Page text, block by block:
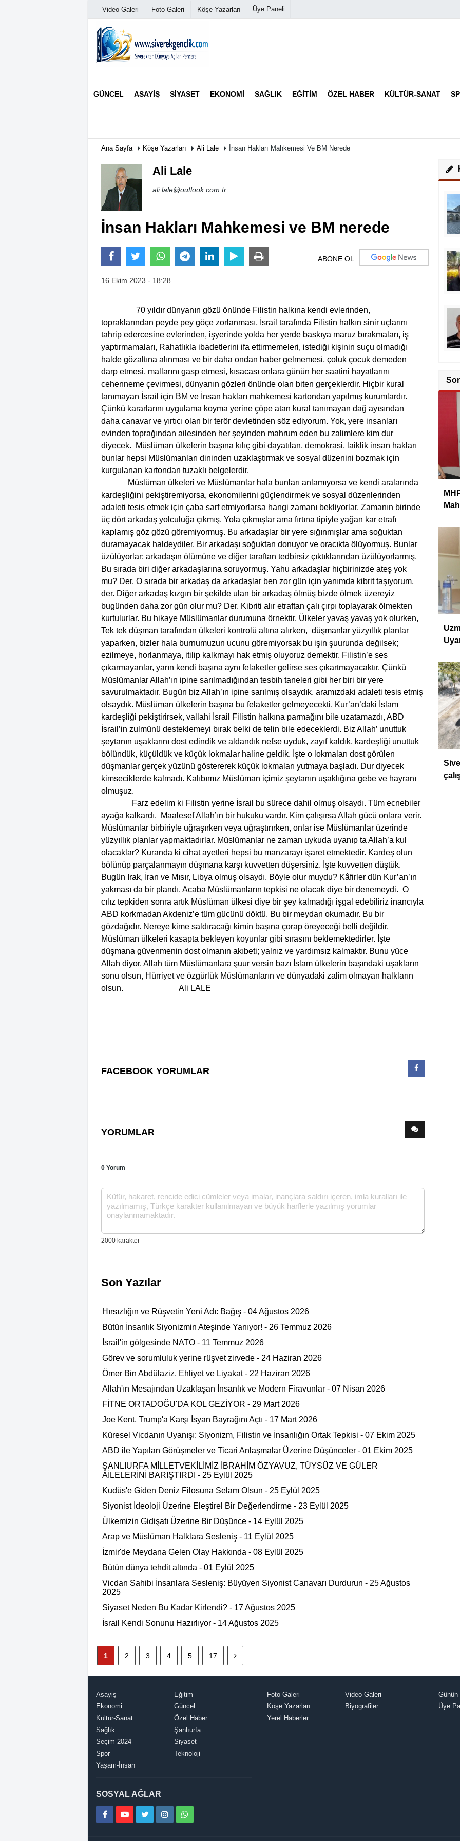
Video Galeri Foto Galeri Köşe Yazarları Üye Paneli
GÜNCEL ASAYIŞ SIYASET EKONOMI SAĞLIK EĞITIM ÖZEL HABER KÜLTÜR-SANAT
Haber Arşivi
Video Galeri
Ana Sayfa Köşe Yazarları Ali Lale İnsan Hakları Mahkemesi Ve BM Nerede
Ali Lale
ali.lale@outlook.com.tr
İnsan Hakları Mahkemesi ve BM nerede
ABONE OL
16 Ekim 2023 - 18:28
70 yıldır dünyanın gözü önünde Filistin halkına kendi evlerinden,
topraklarından peyde pey göçe zorlanması, İsrail tarafında Filistin halkın sinir uçlarını
tahrip edercesine evlerinden, işyerinde yolda her yerde baskıya maruz bırakmaları, iş
yaptırmamaları, Rahatlıkla ibadetlerini ifa ettirmemeleri, istediği kişinin suçu olmadığı
halde gözaltına alınması ve bir daha ondan haber gelmemesi, çoluk çocuk demeden
darp etmesi, mallarını gasp etmesi, kısacası onlara günün her saatini hayatlarını
cehenneme çevirmesi, dünyanın gözleri önünde olan biten gerçeklerdir. Hiçbir kural
tanımayan İsrail için BM ve İnsan hakları mahkemesi kartondan yapılmış kurumlardır.
Çünkü kararlarını uygulama koyma yerine çöpe atan kural tanımayan dağ ayısından
daha canavar ve yırtıcı olan bir terör devletinden söz ediyorum. Yok, yere insanları
evinden toprağından ailesinden her şeyinden mahrum eden bu zalimlere kim dur
diyecek. Müslüman ülkelerin başına kılıç gibi dayatılan, demokrasi, laiklik insan hakları
bunlar hepsi Müslümanları dininden uzaklaştırmak ve sosyal düzenini bozmak için
kurgulanan kartondan tuzaklı belgelerdir.
Müslüman ülkeleri ve Müslümanlar hala bunları anlamıyorsa ve kendi aralarında
kardeşliğini pekiştiremiyorsa, ekonomilerini güçlendirmek ve sosyal düzenlerinden
adaleti tesis etmek için çaba sarf etmiyorlarsa hangi zamanı bekliyorlar. Zamanın birinde
üç dört arkadaş yolculuğa çıkmış. Yola çıkmışlar ama fırtına tipiyle yağan kar etrafı
kaplamış göz gözü göremiyormuş. Bu arkadaşlar bir yere sığınmışlar ama soğuktan
duramayacak haldeydiler. Bir arkadaşı soğuktan donuyor ve oracıkta ölüyormuş. Bunlar
üzülüyorlar; arkadaşın ölümüne ve diğer taraftan tedbirsiz çıktıklarından üzülüyorlarmış.
Bu sırada biri diğer arkadaşlarına soruyormuş. Yahu arkadaşlar hiçbirinizde ateş yok
mu? Der. O sırada bir arkadaş da arkadaşlar ben zor gün için yanımda kibrit taşıyorum,
der. Diğer arkadaş kızgın bir şekilde ulan bir arkadaş ölmüş bizde ölmek üzereyiz
bugünden daha zor gün olur mu? Der. Kibriti alır etraftan çalı çırpı toplayarak ölmekten
kurtulurlar. Bu hikaye Müslümanlar durumuna örnektir. Ülkeler yavaş yavaş yok olurken,
Tek tek düşman tarafından ülkeleri kontrolü altına alırken, düşmanlar yüzyıllık planlar
yaparken, bizler hala burnumuzun ucunu göremiyorsak bu işin şuurunda değilsek;
ezilmeye, horlanmaya, itilip kalkmayı hak etmiş oluyoruz demektir. Filistin’e ses
çıkarmayanlar, yarın kendi başına aynı felaketler gelirse ses çıkartmayacaktır. Çünkü
Müslümanlar Allah’ın ipine sarılmadığından tesbih taneleri gibi her biri bir yere
savurulmaktadır. Bugün biz Allah’ın ipine sarılmış olsaydık, aramızdaki adaleti tesis etmiş
olsaydık. Müslüman ülkelerin başına bu felaketler gelmeyecekti. Kur’an’daki İslam
kardeşliği pekiştirirsek, vallahi İsrail Filistin halkına parmağını bile uzatamazdı, ABD
İsrail’in zulmünü desteklemeyi bırak belki de telin bile edeceklerdi. Biz Allah’ unuttuk
şeytanın uşaklarını dost edindik ve aldandık nefse uyduk, zayıf kaldık, kardeşliği unuttuk
bölündük, küçüldük ve küçük lokmalar haline geldik. İşte o lokmaları dost görülen
düşmanlar gerçek yüzünü göstererek küçük lokmaları yutmaya başladı. Dur diyecek
kimseciklerde kalmadı. Kalıbımız Müslüman içimiz şeytanın uşaklığına gebe ve hayranı
olmuşuz.
Farz edelim ki Filistin yerine İsrail bu sürece dahil olmuş olsaydı. Tüm ecnebiler
ayağa kalkardı. Maalesef Allah’ın bir hukuku vardır. Kim çalışırsa Allah gücü onlara verir.
Müslümanlar birbiriyle uğraşırken veya uğraştırırken, onlar ise Müslümanlar üzerinde
yüzyıllık planlar yapmaktadırlar. Müslümanlar ne zaman uykuda uyanıp ta Allah’a kul
olacaklar? Kuranda ki cihat ayetleri hepsi bu manzarayı işaret etmektedir. Kardeş olun
bölünüp parçalanmayın düşmana karşı kuvvetten düşersiniz. İşte kuvvetten düştük.
Bugün Irak, İran ve Mısır, Libya olmuş olsaydı. Böyle olur muydu? Kâfirler dün Kur’an’ın
yakması da bir plandı. Acaba Müslümanların tepkisi ne olacak diye bir denemeydi. O
cılız tepkiden sonra artık Müslüman ülkesi diye bir şey kalmadığı işgal edebiliriz inancıyla
ABD korkmadan Akdeniz’e tüm gücünü döktü. Bu bir meydan okumadır. Bu bir
gözdağıdır. Nereye kime saldıracağı kimin başına çorap öreyeceği belli değildir.
Müslüman ülkeleri kasapta bekleyen koyunlar gibi sırasını beklemektedirler. İşte
düşmana güvenmenin dost olmanın akıbeti; yalnız ve yardımsız kalmaktır. Bunu yüce
Allah diyor. Allah tüm Müslümanlara şuur versin bazı İslam ülkelerin başındaki uşakların
sonu olsun, Hürriyet ve özgürlük Müslümanların ve dünyadaki zalim olmayan halkların
olsun. Ali LALE
FACEBOOK YORUMLAR
YORUMLAR
0 Yorum
Son Yazılar
Hırsızlığın ve Rüşvetin Yeni Adı: Bağış - 04 Ağustos 2026
Bütün İnsanlık Siyonizmin Ateşinde Yanıyor! - 26 Temmuz 2026
İsrail'in gölgesinde NATO - 11 Temmuz 2026
Görev ve sorumluluk yerine rüşvet zirvede - 24 Haziran 2026
​Ömer Bin Abdülaziz, Ehliyet ve Liyakat - 22 Haziran 2026
​Allah'ın Mesajından Uzaklaşan İnsanlık ve Modern Firavunlar - 07 Nisan 2026
FİTNE ORTADOĞU'DA KOL GEZİYOR - 29 Mart 2026
​Joe Kent, Trump'a Karşı İsyan Bayrağını Açtı - 17 Mart 2026
Küresel Vicdanın Uyanışı: Siyonizm, Filistin ve İnsanlığın Ortak Tepkisi - 07 Ekim 2025
ABD ile Yapılan Görüşmeler ve Ticari Anlaşmalar Üzerine Düşünceler - 01 Ekim 2025
ŞANLIURFA MİLLETVEKİLİMİZ İBRAHİM ÖZYAVUZ, TÜYSÜZ VE GÜLER
AİLELERİNİ BARIŞTIRDI - 25 Eylül 2025
Kudüs'e Giden Deniz Filosuna Selam Olsun - 25 Eylül 2025
Siyonist İdeoloji Üzerine Eleştirel Bir Değerlendirme - 23 Eylül 2025
Ülkemizin Gidişatı Üzerine Bir Düşünce - 14 Eylül 2025
Arap ve Müslüman Halklara Sesleniş - 11 Eylül 2025
İzmir'de Meydana Gelen Olay Hakkında - 08 Eylül 2025
Bütün dünya tehdit altında - 01 Eylül 2025
Vicdan Sahibi İnsanlara Sesleniş: Büyüyen Siyonist Canavarı Durdurun - 25 Ağustos
2025
Siyaset Neden Bu Kadar Kirlendi? - 17 Ağustos 2025
İsrail Kendi Sonunu Hazırlıyor - 14 Ağustos 2025
1 2 3 4 5 17
Asayiş
Eğitim
Ekonomi
Güncel
Kültür-Sanat
Özel Haber
Sağlık
Şanlıurfa
Seçim 2024
Siyaset
Spor
Teknoloji
Yaşam-İnsan
SOSYAL AĞLAR
Foto Galeri
Video Galeri
Köşe Yazarları
Biyografiler
Yerel Haberler
Günün
Üye